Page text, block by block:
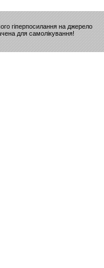
гіперпосилання на джерело
для самолікування!